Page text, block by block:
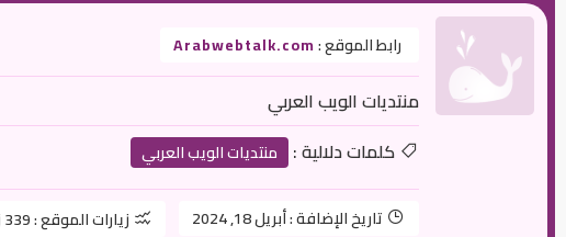
رابط الموقع :Arabwebtalk.com
منتديات الويب العربي
كلمات دلالية :
منتديات الويب العربي
تاريخ الإضافة :أبريل 18, 2024 زيارات الموقع :339 زيارات